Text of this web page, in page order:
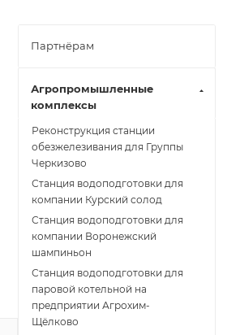
Партнёрам
Агропромышленные
комплексы
Реконструкция станции
обезжелезивания для Группы
Черкизово
Станция водоподготовки для
компании Курский солод
Станция водоподготовки для
компании Воронежский
шампиньон
Станция водоподготовки для
паровой котельной на
предприятии Агрохим-
Щёлково